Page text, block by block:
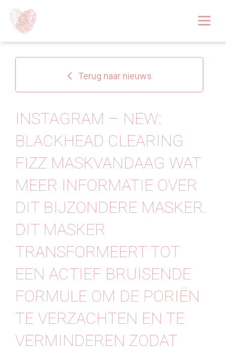
Over
Huidoplossingen
Behandelingen
Tarieven 2026
Blog
Webshop
Contact
Afspraak boeken
Terug naar nieuws
INSTAGRAM – NEW:
BLACKHEAD CLEARING
FIZZ MASKVANDAAG WAT
MEER INFORMATIE OVER
DIT BIJZONDERE MASKER.
DIT MASKER
TRANSFORMEERT TOT
EEN ACTIEF BRUISENDE
FORMULE OM DE PORIËN
TE VERZACHTEN EN TE
VERMINDEREN ZODAT